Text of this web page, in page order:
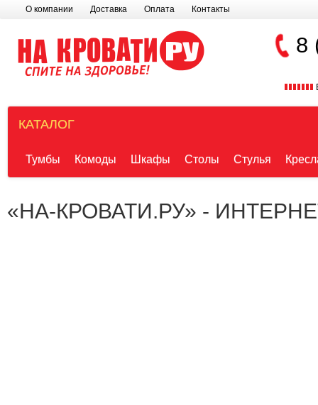
О компании Доставка Оплата Контакты
8
КАТАЛОГ
Тумбы Комоды Шкафы Столы Стулья
«НА-КРОВАТИ.РУ» -